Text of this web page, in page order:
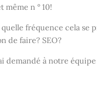
même n ° 10!
quelle fréquence cela
de faire? SEO?
demandé à notre